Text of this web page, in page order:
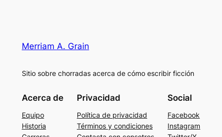
Merriam A. Grain
Sitio sobre chorradas acerca de cómo escribir ficción
Acerca de
Equipo
Historia
Privacidad
Política de privacidad
Términos y condiciones
Social
Facebook
Instagram